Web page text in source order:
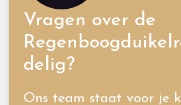
Vragen over de
delig?
Ons team staat voor je